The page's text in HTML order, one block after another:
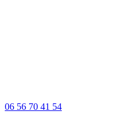
06 56 70 41 54